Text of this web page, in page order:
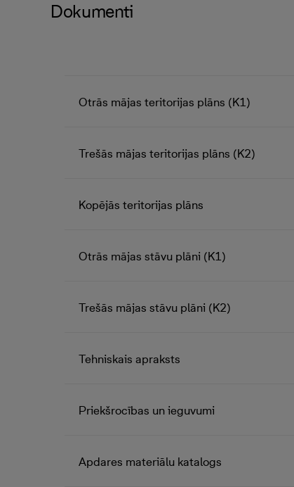
Dokumenti
Otrās mājas teritorijas plāns (K1)
Trešās mājas teritorijas plāns (K2)
Kopējās teritorijas plāns
Otrās mājas stāvu plāni (K1)
Trešās mājas stāvu plāni (K2)
Tehniskais apraksts
Priekšrocības un ieguvumi
Apdares materiālu katalogs